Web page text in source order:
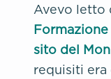
Avevo letto
sito del
requisiti